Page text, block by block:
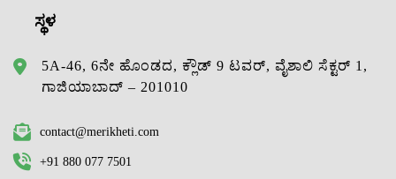
ಸ್ಥಳ
5A-46, 6ನೇ ಹೊಂಡದ, ಕ್ಲೌಡ್ 9 ಟವರ್, ವೈಶಾಲಿ ಸೆಕ್ಟರ್ 1,
ಗಾಜಿಯಾಬಾದ್ – 201010
contact@merikheti.com
+91 880 077 7501